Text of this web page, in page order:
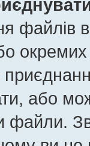
файлів
або
файли.